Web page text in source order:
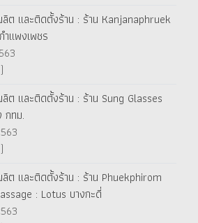
ต และติดตั้งร้าน : ร้าน Kanjanaphruek
ำแพงเพชร
ต และติดตั้งร้าน : ร้าน Sung Glasses
กทม.
ต และติดตั้งร้าน : ร้าน Phuekphirom
: Lotus บางกะดี่